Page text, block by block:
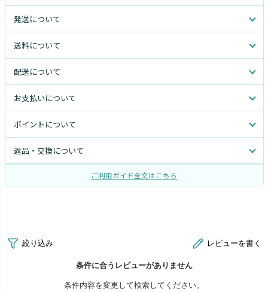
発送について
送料について
配送について
お支払いについて
ポイントについて
返品・交換について
ご利用ガイド全文はこちら